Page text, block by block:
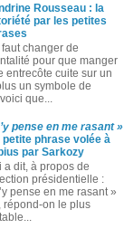
Rousseau : la
par les petites
faut changer de
pour que manger
entrecôte cuite sur un
un symbole de
que...
pense en me rasant »
petite phrase volée à
par Sarkozy
a dit, à propos de
présidentielle :
pense en me rasant »
répond-on le plus